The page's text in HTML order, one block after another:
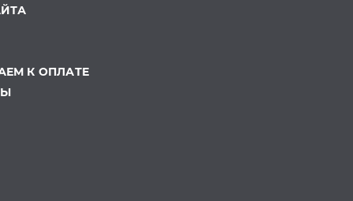
К ОПЛАТЕ